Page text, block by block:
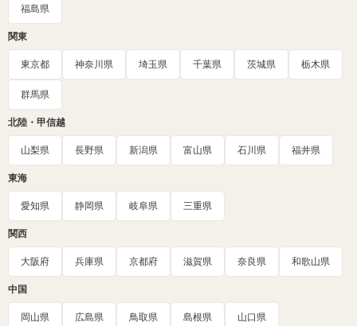
福島県
関東
東京都 神奈川県 埼玉県 千葉県 茨城県 栃木県
群馬県
北陸・甲信越
山梨県 長野県 新潟県 富山県 石川県 福井県
東海
愛知県 静岡県 岐阜県 三重県
関西
大阪府 兵庫県 京都府 滋賀県 奈良県 和歌山県
中国
岡山県 広島県 鳥取県 島根県 山口県